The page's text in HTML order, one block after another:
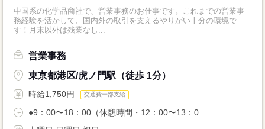
中国系の化学品商社で、営業事務のお仕事です。これまでの営業事
務経験を活かして、国内外の取引を支えるやりがい十分の環境で
す！月末以外は残業なし...
営業事務
東京都港区/虎ノ門駅（徒歩 1分）
時給1,750円 交通費一部支給
●9：00〜18：00（休憩時間・12：00〜13：0...